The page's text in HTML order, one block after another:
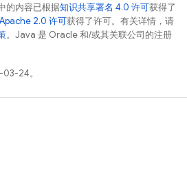
的内容已根据知识共享署名 4.0 许可获得了
Apache 2.0 许可获得了许可。有关详情，请
。Java 是 Oracle 和/或其关联公司的注册
24。